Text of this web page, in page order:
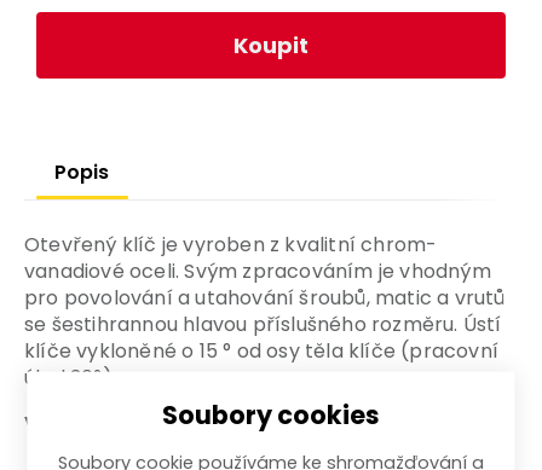
Koupit
Popis
Otevřený klíč je vyroben z kvalitní chrom-
vanadiové oceli. Svým zpracováním je vhodným
pro povolování a utahování šroubů, matic a vrutů
se šestihrannou hlavou příslušného rozměru. Ústí
klíče vykloněné o 15 ° od osy těla klíče (pracovní
úhel 30°).
Výhody a charakteristické znaky
Soubory cookies
Soubory cookie používáme ke shromažďování a